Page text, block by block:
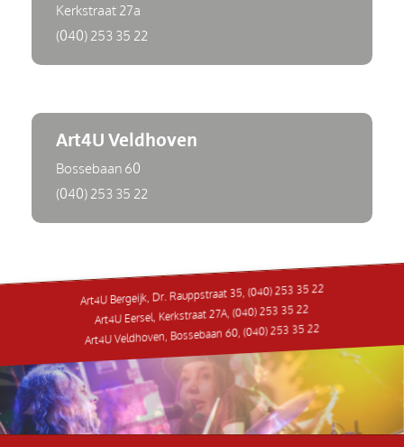
Kerkstraat 27a
(040) 253 35 22
Art4U Veldhoven
Bossebaan 60
(040) 253 35 22
Art4U Bergeijk, Dr. Rauppstraat 35, (040) 253 35 22
Art4U Eersel, Kerkstraat 27A, (040) 253 35 22
Art4U Veldhoven, Bossebaan 60, (040) 253 35 22